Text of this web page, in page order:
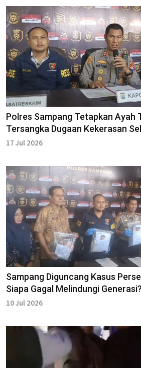
Polres Sampang Tetapkan Ayah
Tersangka Dugaan Kekerasan
17 Jul 2026
Sampang Diguncang Kasus
Siapa Gagal Melindungi Generasi?
10 Jul 2026